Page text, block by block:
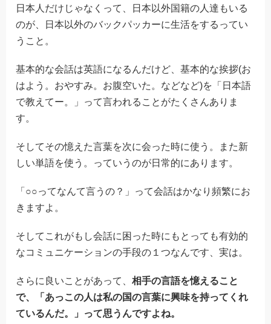
日本人だけじゃなくって、日本以外国籍の人達もいる
のが、日本以外のバックパッカーに生活をするってい
うこと。
基本的な会話は英語になるんだけど、基本的な挨拶(お
はよう。おやすみ。お腹空いた。などなど)を「日本語
で教えてー。」って言われることがたくさんありま
す。
そしてその憶えた言葉を次に会った時に使う。また新
しい単語を使う。っていうのが日常的にあります。
「○○ってなんて言うの？」って会話はかなり頻繁にお
きますよ。
そしてこれがもし会話に困った時にもとっても有効的
なコミュニケーションの手段の１つなんです、実は。
さらに良いことがあって、相手の言語を憶えること
で、「あっこの人は私の国の言葉に興味を持ってくれ
ているんだ。」って思うんですよね。